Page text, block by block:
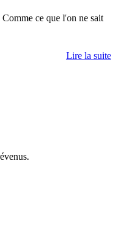
ce que l'on ne sait
Lire la suite